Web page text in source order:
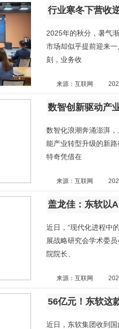
2025年的秋分，暑气
市场却似乎提前迎来
刻，业务收
来源：互联网
数智化浪潮奔涌澎湃
能产业转型升级的新
特奇凭借在
来源：互联网
盖龙佳：东软以
近日，“现代化进程中
展战略研究会学术委
院院长、
来源：互联网
56亿元！东软这
近日，东软集团收到